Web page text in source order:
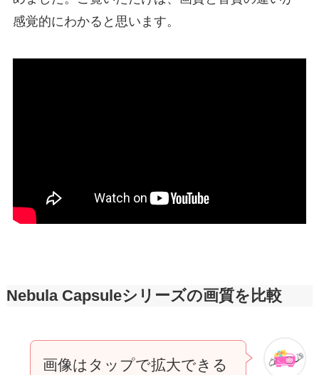
感覚的にわかると思います。
Nebula Capsuleシリーズの画質を比較
画像はタップで拡大できる